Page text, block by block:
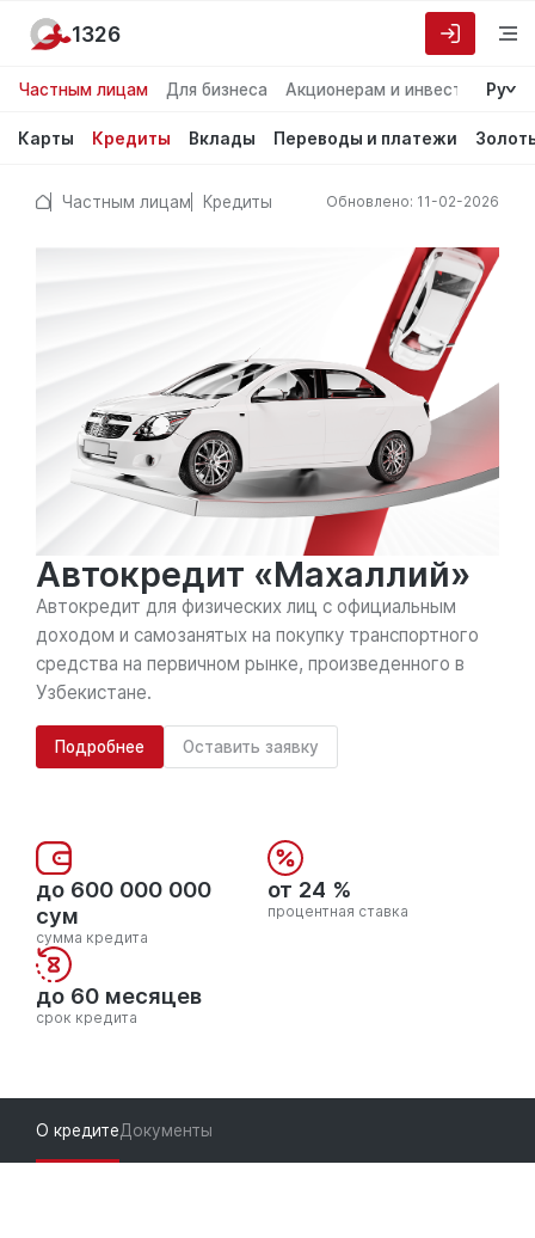
Частным лицам Для бизнеса Акционерам и инвесторам
Ру
Карты Кредиты Вклады Переводы и платежи
1326
Частным лицам Кредиты Обновлено: 11-02-2026
Автокредит «Махаллий»
Автокредит для физических лиц с официальным
доходом и самозанятых на покупку транспортного
средства на первичном рынке, произведенного в
Узбекистане.
Подробнее Оставить заявку
до 600 000 000
сум
сумма кредита
от 24 %
процентная ставка
до 60 месяцев
срок кредита
О кредитеДокументы